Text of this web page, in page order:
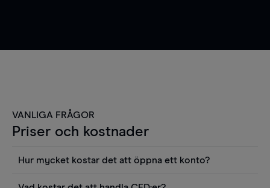
VANLIGA FRÅGOR
Priser och kostnader
Hur mycket kostar det att öppna ett konto?